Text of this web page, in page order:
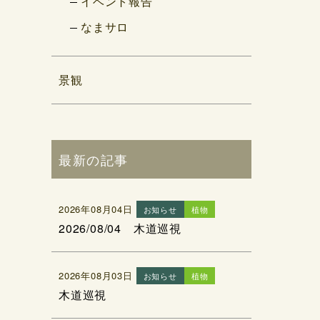
なまサロ
景観
最新の記事
2026年08月04日 お知らせ 植物
2026/08/04 木道巡視
2026年08月03日 お知らせ 植物
木道巡視